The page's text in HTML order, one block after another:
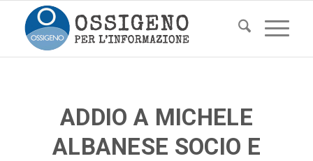
ADDIO A MICHELE
ALBANESE SOCIO E